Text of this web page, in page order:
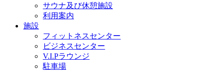
サウナ及び休憩施設
利用案内
施設
フィットネスセンター
ビジネスセンター
V.I.Pラウンジ
駐車場